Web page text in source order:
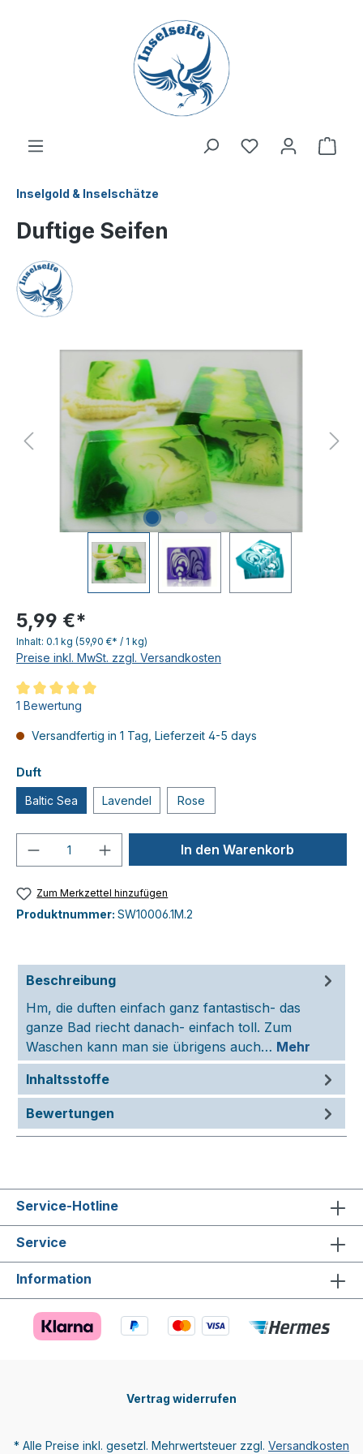
Inselgold & Inselschätze
Duftige Seifen
5,99 €*
Inhalt: 0.1 kg (59,90 €* / 1 kg)
Preise inkl. MwSt. zzgl. Versandkosten
Durchschnittliche Bewertung von 5 von 5 Sternen
1 Bewertung
Versandfertig in 1 Tag, Lieferzeit 4-5 days
Duft
Baltic Sea Lavendel Rose
Produkt Anzahl: Gib denIn den Warenkorb
Zum Merkzettel hinzufügen
Produktnummer: SW10006.1M.2
Beschreibung
Hm, die duften einfach ganz fantastisch- das
ganze Bad riecht danach- einfach toll. Zum
Waschen kann man sie übrigens auch… Mehr
Inhaltsstoffe
Bewertungen
Service-Hotline
Service
Information
Vertrag widerrufen
* Alle Preise inkl. gesetzl. Mehrwertsteuer zzgl. Versandkosten